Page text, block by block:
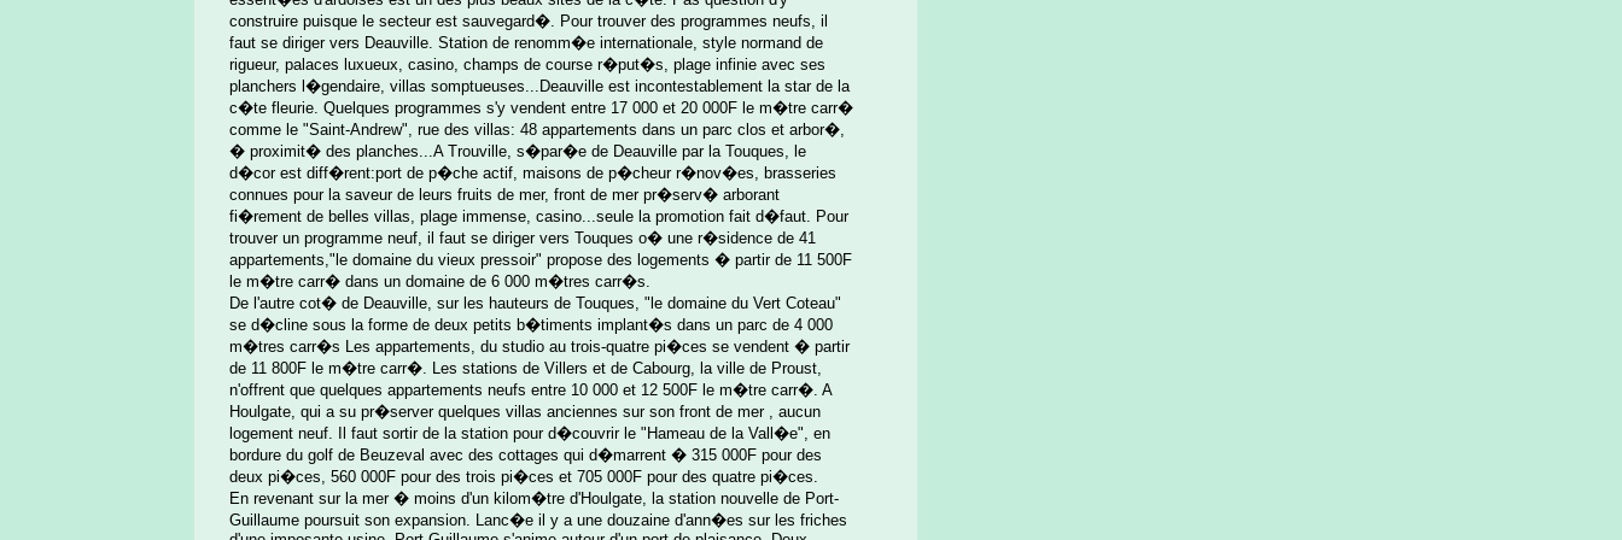
construire puisque le secteur est sauvegard�. Pour trouver des programmes neufs, il
faut se diriger vers Deauville. Station de renomm�e internationale, style normand de
rigueur, palaces luxueux, casino, champs de course r�put�s, plage infinie avec ses
planchers l�gendaire, villas somptueuses...Deauville est incontestablement la star de la
c�te fleurie. Quelques programmes s'y vendent entre 17 000 et 20 000F le m�tre carr�
comme le "Saint-Andrew", rue des villas: 48 appartements dans un parc clos et arbor�,
� proximit� des planches...A Trouville, s�par�e de Deauville par la Touques, le
d�cor est diff�rent:port de p�che actif, maisons de p�cheur r�nov�es, brasseries
connues pour la saveur de leurs fruits de mer, front de mer pr�serv� arborant
fi�rement de belles villas, plage immense, casino...seule la promotion fait d�faut. Pour
trouver un programme neuf, il faut se diriger vers Touques o� une r�sidence de 41
appartements,"le domaine du vieux pressoir" propose des logements � partir de 11 500F
le m�tre carr� dans un domaine de 6 000 m�tres carr�s.
De l'autre cot� de Deauville, sur les hauteurs de Touques, "le domaine du Vert Coteau"
se d�cline sous la forme de deux petits b�timents implant�s dans un parc de 4 000
m�tres carr�s Les appartements, du studio au trois-quatre pi�ces se vendent � partir
de 11 800F le m�tre carr�. Les stations de Villers et de Cabourg, la ville de Proust,
n'offrent que quelques appartements neufs entre 10 000 et 12 500F le m�tre carr�. A
Houlgate, qui a su pr�server quelques villas anciennes sur son front de mer , aucun
logement neuf. Il faut sortir de la station pour d�couvrir le "Hameau de la Vall�e", en
bordure du golf de Beuzeval avec des cottages qui d�marrent � 315 000F pour des
deux pi�ces, 560 000F pour des trois pi�ces et 705 000F pour des quatre pi�ces.
En revenant sur la mer � moins d'un kilom�tre d'Houlgate, la station nouvelle de Port-
Guillaume poursuit son expansion. Lanc�e il y a une douzaine d'ann�es sur les friches